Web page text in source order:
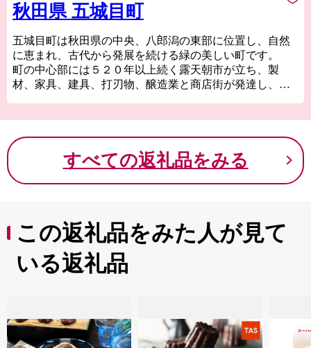
秋田県 五城目町
五城目町は秋田県の中央、八郎潟の東部に位置し、自然
に恵まれ、古代から発展を続ける緑の美しい町です。
町の中心部には５２０年以上続く露天朝市が立ち、製
材、家具、建具、打刃物、醸造業と商店街が発達し、湖
すべての返礼品をみる
この返礼品をみた人が見て
いる返礼品